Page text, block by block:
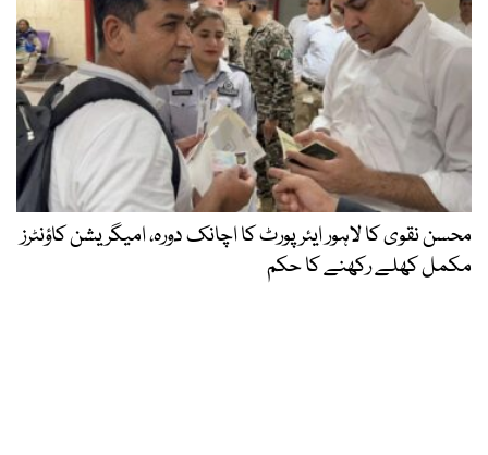
محسن نقوی کا لاہور ایئرپورٹ کا اچانک دورہ، امیگریشن کاؤنٹرز
مکمل کھلے رکھنے کا حکم